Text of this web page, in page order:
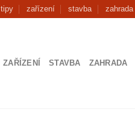
tipy zařízení stavba zahrada
ZAŘÍZENÍ STAVBA ZAHRADA